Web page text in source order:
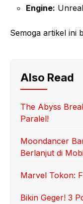
Engine:
Semoga artikel ini
Also Read
The Abyss
Paralel!
Moondancer
Berlanjut di
Marvel Tokon:
Bikin Geger! 3